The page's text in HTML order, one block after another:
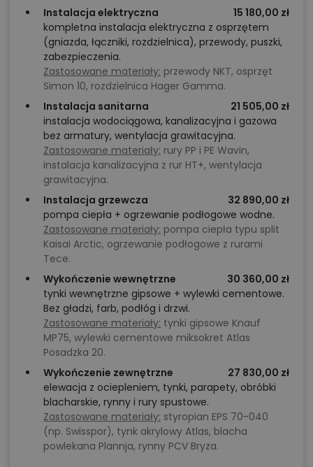
Instalacja elektryczna
15 180,00 zł
kompletna instalacja elektryczna z osprzętem
(gniazda, łączniki, rozdzielnica), przewody, puszki,
zabezpieczenia.
Zastosowane materiały: przewody NKT, osprzęt
Simon 10, rozdzielnica Hager Gamma.
Instalacja sanitarna
21 505,00 zł
instalacja wodociągowa, kanalizacyjna i gazowa
bez armatury, wentylacja grawitacyjna.
Zastosowane materiały: rury PP i PE Wavin,
instalacja kanalizacyjna z rur HT+, wentylacja
grawitacyjna.
Instalacja grzewcza
32 890,00 zł
pompa ciepła + ogrzewanie podłogowe wodne.
Zastosowane materiały: pompa ciepła typu split
Kaisai Arctic, ogrzewanie podłogowe z rurami
Tece.
Wykończenie wewnętrzne
30 360,00 zł
tynki wewnętrzne gipsowe + wylewki cementowe.
Bez gładzi, farb, podłóg i drzwi.
Zastosowane materiały: tynki gipsowe Knauf
MP75, wylewki cementowe miksokret Atlas
Posadzka 20.
Wykończenie zewnętrzne
27 830,00 zł
elewacja z ociepleniem, tynki, parapety, obróbki
blacharskie, rynny i rury spustowe.
Zastosowane materiały: styropian EPS 70-040
(np. Swisspor), tynk akrylowy Atlas, blacha
powlekana Plannja, rynny PCV Bryza.